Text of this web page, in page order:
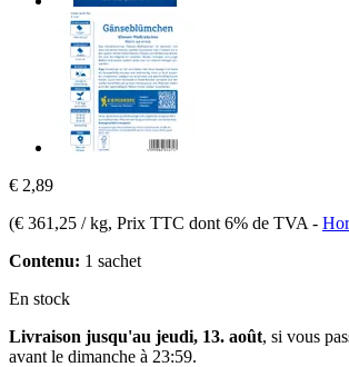
€ 2,89
(€ 361,25 / kg, Prix TTC dont 6% de TVA -
Contenu: 1 sachet
En stock
Livraison jusqu'au jeudi, 13. août, si vous
avant le dimanche à 23:59.